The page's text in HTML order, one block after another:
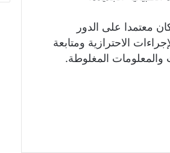
معتمدا على الدور
الاحترازية ومتابعة
والمعلومات المغلوطة.